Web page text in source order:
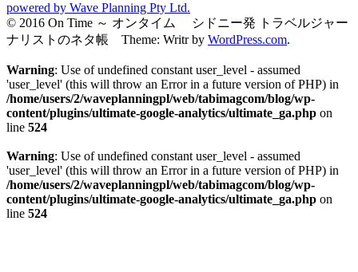
powered by Wave Planning Pty Ltd.
© 2016 On Time ～ オンタイム シドニー発 トラベルジャー
ナリストのネタ帳 Theme: Writr by WordPress.com.
Warning: Use of undefined constant user_level - assumed
'user_level' (this will throw an Error in a future version of PHP) in
/home/users/2/waveplanningpl/web/tabimagcom/blog/wp-
content/plugins/ultimate-google-analytics/ultimate_ga.php on
line 524
Warning: Use of undefined constant user_level - assumed
'user_level' (this will throw an Error in a future version of PHP) in
/home/users/2/waveplanningpl/web/tabimagcom/blog/wp-
content/plugins/ultimate-google-analytics/ultimate_ga.php on
line 524